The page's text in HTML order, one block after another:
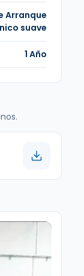
Arranque
suave
1 Año